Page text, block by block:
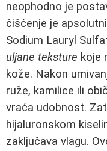
neophodno je
čišćenje je
Sodium Lauryl
uljane teksture koje
kože. Nakon
ruže, kamilice ili
vraća udobnost.
hijaluronskom
zaključava vlagu.